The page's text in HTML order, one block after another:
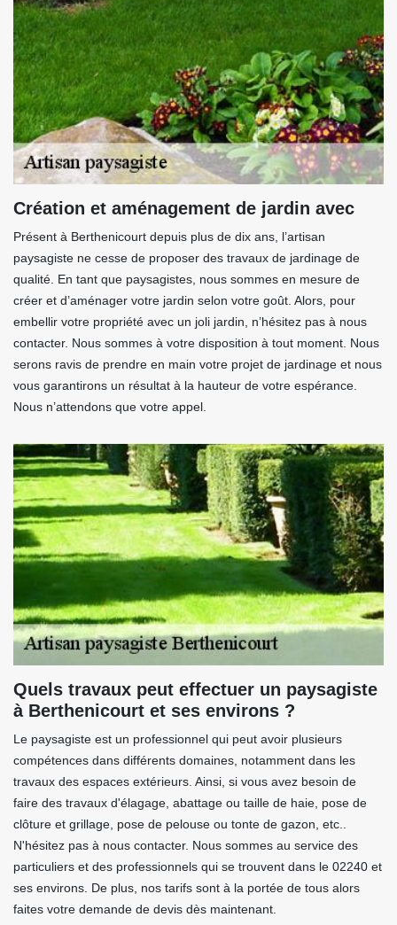
Création et aménagement de jardin avec
Présent à Berthenicourt depuis plus de dix ans, l’artisan
paysagiste ne cesse de proposer des travaux de jardinage de
qualité. En tant que paysagistes, nous sommes en mesure de
créer et d’aménager votre jardin selon votre goût. Alors, pour
embellir votre propriété avec un joli jardin, n’hésitez pas à nous
contacter. Nous sommes à votre disposition à tout moment. Nous
serons ravis de prendre en main votre projet de jardinage et nous
vous garantirons un résultat à la hauteur de votre espérance.
Nous n’attendons que votre appel.
Quels travaux peut effectuer un paysagiste
à Berthenicourt et ses environs ?
Le paysagiste est un professionnel qui peut avoir plusieurs
compétences dans différents domaines, notamment dans les
travaux des espaces extérieurs. Ainsi, si vous avez besoin de
faire des travaux d'élagage, abattage ou taille de haie, pose de
clôture et grillage, pose de pelouse ou tonte de gazon, etc..
N'hésitez pas à nous contacter. Nous sommes au service des
particuliers et des professionnels qui se trouvent dans le 02240 et
ses environs. De plus, nos tarifs sont à la portée de tous alors
faites votre demande de devis dès maintenant.